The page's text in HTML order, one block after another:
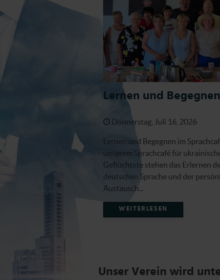
Lernen und
Donnerstag, Juli 16, 2026
Lernen und Begegnen im
unserem Sprachcafé für
Geflüchtete stehen das Erlernen
deutschen Sprache und der
Austausch...
WEITERLESEN
2026
Begegnungen. Am
Unser Verein wird